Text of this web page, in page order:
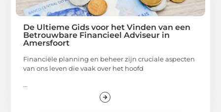
De Ultieme Gids voor het Vinden van een
Betrouwbare Financieel Adviseur in
Amersfoort
Financiële planning en beheer zijn cruciale aspecten
van ons leven die vaak over het hoofd
...